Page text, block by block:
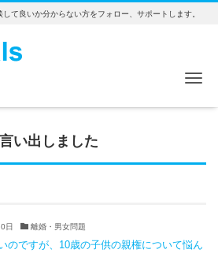
て良いか分からない方をフォロー、サポートします。
い出しました
日 離婚・男女問題
のですが、10歳の子供の親権について悩ん